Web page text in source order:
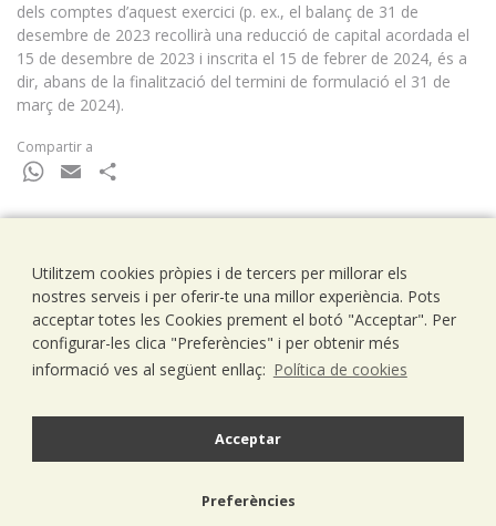
dels comptes d’aquest exercici (p. ex., el balanç de 31 de
desembre de 2023 recollirà una reducció de capital acordada el
15 de desembre de 2023 i inscrita el 15 de febrer de 2024, és a
dir, abans de la finalització del termini de formulació el 31 de
març de 2024).
Compartir a
WhatsApp
Email
Ramells Ramoneda
Assessors - Consultors
C/ Balmes 203, 1º 1ª
08006 Barcelona
T..93 238 79 26
política de privacitat política de cookies
Utilitzem cookies pròpies i de tercers per millorar els
nostres serveis i per oferir-te una millor experiència. Pots
acceptar totes les Cookies prement el botó "Acceptar". Per
configurar-les clica "Preferències" i per obtenir més
informació ves al següent enllaç: Política de cookies
Acceptar
Preferències